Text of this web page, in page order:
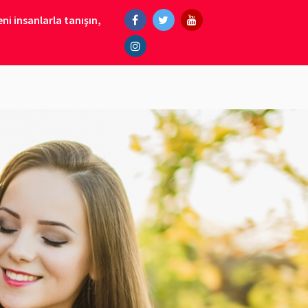
insanlarla tanışın,